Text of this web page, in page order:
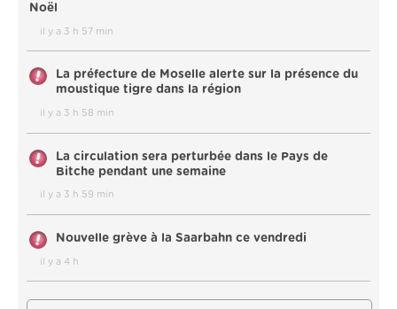
Noël
il y a 3 h 57 min
La préfecture de Moselle alerte sur la présence du
moustique tigre dans la région
il y a 3 h 58 min
La circulation sera perturbée dans le Pays de
Bitche pendant une semaine
il y a 3 h 59 min
Nouvelle grève à la Saarbahn ce vendredi
il y a 4 h